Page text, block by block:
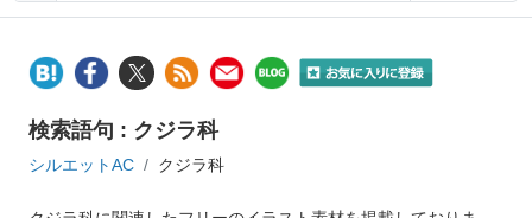
検索語句 : クジラ科
シルエットAC クジラ科